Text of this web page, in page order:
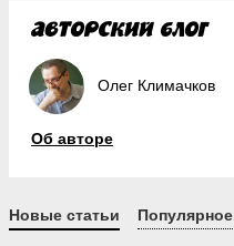
Олег Климачков
Об авторе
Новые статьи Популярное